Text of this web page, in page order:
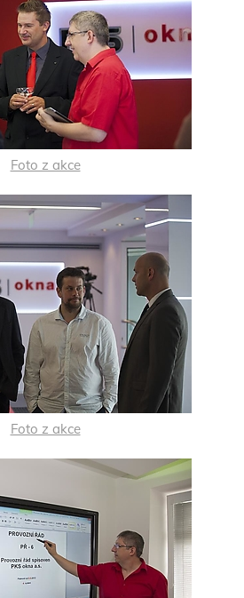
Foto z akce
Foto z akce